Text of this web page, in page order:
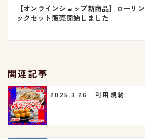
シ
ョ
ン
【オンラインショップ新商品】ローリ
ックセット販売開始しました
関連記事
2025.8.26 利用規約